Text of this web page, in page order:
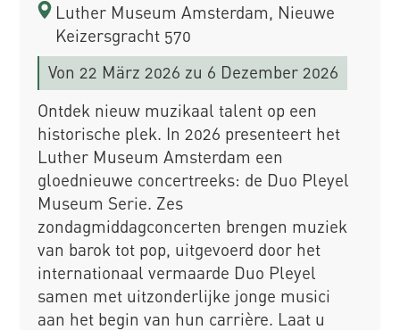
Luther Museum Amsterdam, Nieuwe
Keizersgracht 570
Von 22 März 2026 zu 6 Dezember 2026
Ontdek nieuw muzikaal talent op een
historische plek. In 2026 presenteert het
Luther Museum Amsterdam een
gloednieuwe concertreeks: de Duo Pleyel
Museum Serie. Zes
zondagmiddagconcerten brengen muziek
van barok tot pop, uitgevoerd door het
internationaal vermaarde Duo Pleyel
samen met uitzonderlijke jonge musici
aan het begin van hun carrière. Laat u